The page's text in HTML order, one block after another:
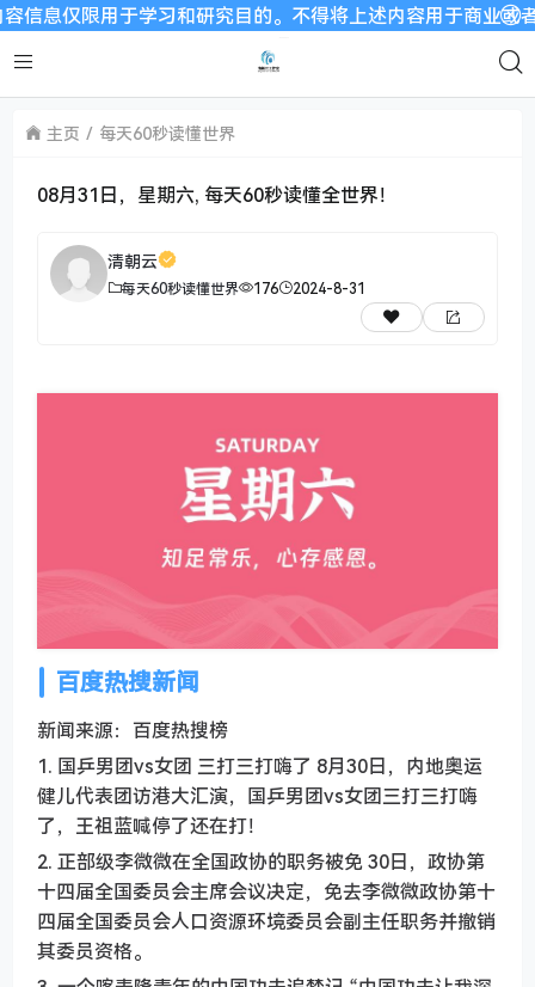
限用于学习和研究目的。不得将上述内容用于商业或者非
主页 每天60秒读懂世界
08月31日，星期六, 每天60秒读懂全世界！
清朝云
每天60秒读懂世界 176 2024-8-31
百度热搜新闻
新闻来源：百度热搜榜
1. 国乒男团vs女团 三打三打嗨了 8月30日，内地奥运
健儿代表团访港大汇演，国乒男团vs女团三打三打嗨
了，王祖蓝喊停了还在打！
2. 正部级李微微在全国政协的职务被免 30日，政协第
十四届全国委员会主席会议决定，免去李微微政协第十
四届全国委员会人口资源环境委员会副主任职务并撤销
其委员资格。